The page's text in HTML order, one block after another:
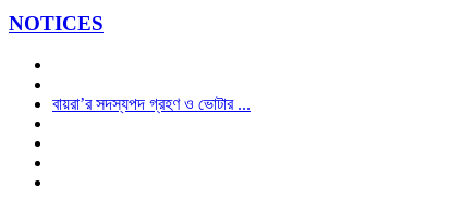
NOTICES
বায়রা’র সদস্যপদ গ্রহণ ও ভোটার ...